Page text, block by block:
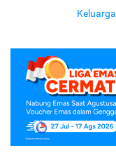
Keluarga